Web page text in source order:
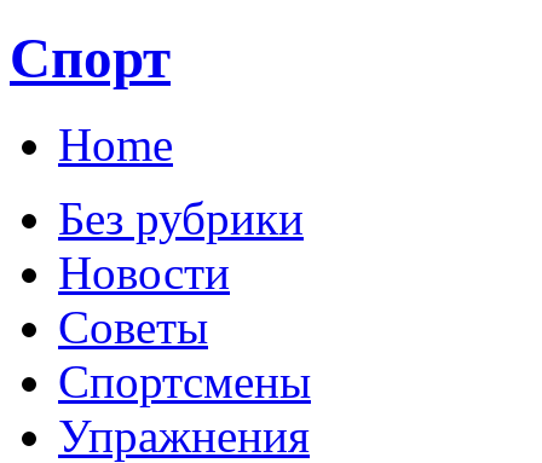
Спорт
Home
Без рубрики
Новости
Советы
Спортсмены
Упражнения